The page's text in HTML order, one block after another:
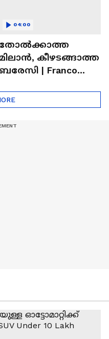
കീഴടങ്ങാത്ത
| Franco
04:00